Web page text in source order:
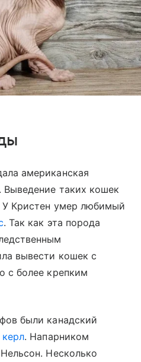
американская
таких кошек
Кристен умер любимый
. Так как эта порода
вывести кошек с
с более крепким
были канадский
. Напарником
Несколько